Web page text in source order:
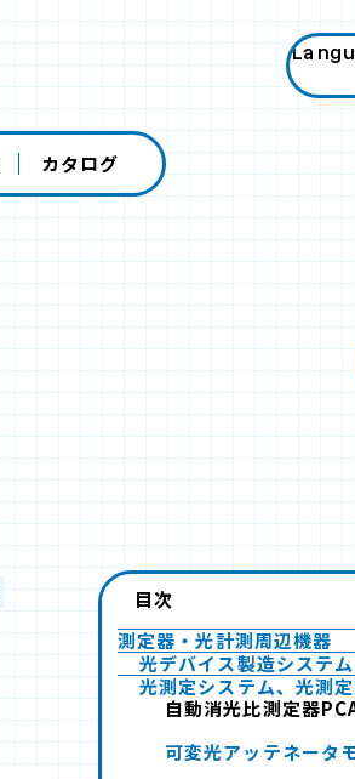
カタログ
目次
測定器・光計測周辺機器
光デバイス製造システム
光測定システム、光測
自動消光比測定器
可変光アッテネータ